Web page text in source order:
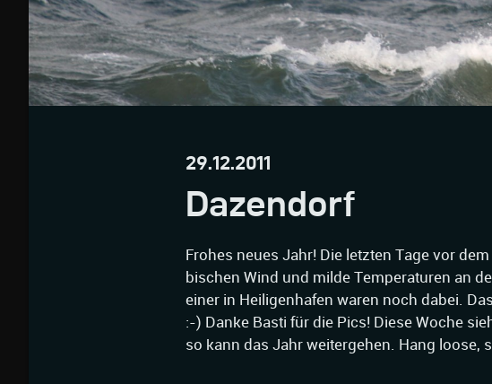
29.12.2011
Dazendorf
Frohes neues Jahr! Die letzten Tage vor
bischen Wind und milde Temperaturen an
einer in Heiligenhafen waren noch dabei.
:-) Danke Basti für die Pics! Diese Woche
so kann das Jahr weitergehen. Hang loose,